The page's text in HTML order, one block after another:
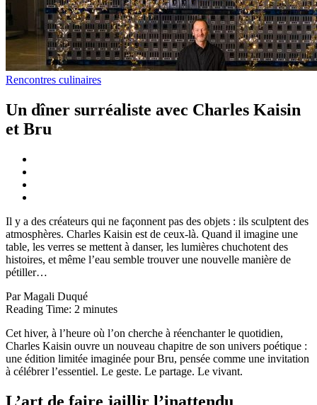
Rencontres culinaires
Un dîner surréaliste avec Charles Kaisin
et Bru
Il y a des créateurs qui ne façonnent pas des objets : ils sculptent des
atmosphères. Charles Kaisin est de ceux-là. Quand il imagine une
table, les verres se mettent à danser, les lumières chuchotent des
histoires, et même l’eau semble trouver une nouvelle manière de
pétiller…
Par Magali Duqué
Reading Time: 2 minutes
Cet hiver, à l’heure où l’on cherche à réenchanter le quotidien,
Charles Kaisin ouvre un nouveau chapitre de son univers poétique :
une édition limitée imaginée pour Bru, pensée comme une invitation
à célébrer l’essentiel. Le geste. Le partage. Le vivant.
L’art de faire jaillir l’inattendu